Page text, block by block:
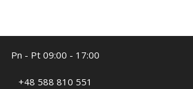
Pn - Pt 09:00 - 17:00
+48 588 810 551